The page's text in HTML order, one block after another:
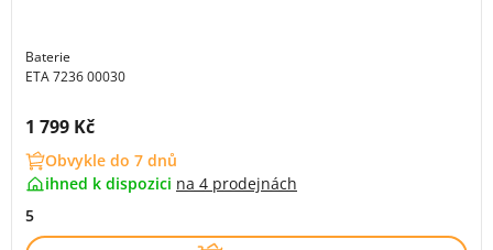
Baterie
ETA 7236 00030
Cena s DPH:
1 799 Kč
Obvykle do 7 dnů
ihned k dispozici na 4 prodejnách
5